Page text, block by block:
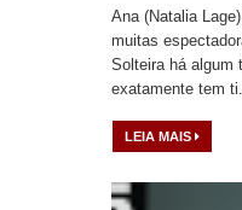
Ana (Natalia
muitas
Solteira há algum
exatamente tem
LEIA MAIS